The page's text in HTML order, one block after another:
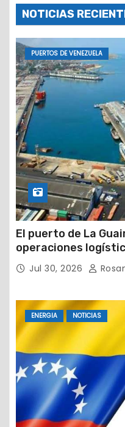
NOTICIAS
PUERTOS DE VENEZUELA
El puerto de La
operaciones
devastadores
Jul 30, 2026
ENERGIA NOTICIAS